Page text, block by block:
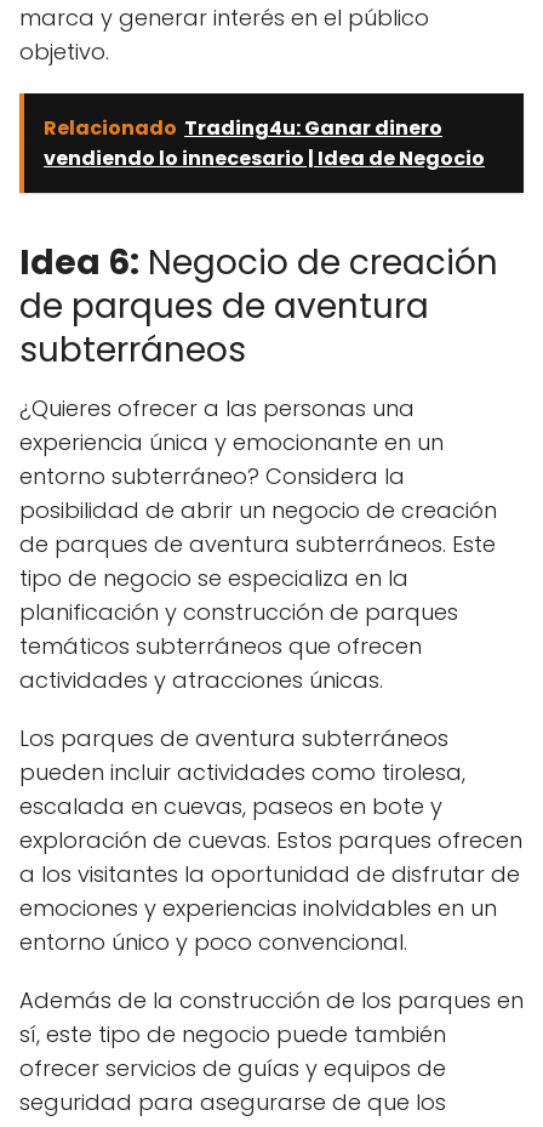
marca y generar interés en el público
objetivo.
Relacionado Trading4u: Ganar dinero
vendiendo lo innecesario | Idea de Negocio
Idea 6: Negocio de creación
de parques de aventura
subterráneos
¿Quieres ofrecer a las personas una
experiencia única y emocionante en un
entorno subterráneo? Considera la
posibilidad de abrir un negocio de creación
de parques de aventura subterráneos. Este
tipo de negocio se especializa en la
planificación y construcción de parques
temáticos subterráneos que ofrecen
actividades y atracciones únicas.
Los parques de aventura subterráneos
pueden incluir actividades como tirolesa,
escalada en cuevas, paseos en bote y
exploración de cuevas. Estos parques ofrecen
a los visitantes la oportunidad de disfrutar de
emociones y experiencias inolvidables en un
entorno único y poco convencional.
Además de la construcción de los parques en
sí, este tipo de negocio puede también
ofrecer servicios de guías y equipos de
seguridad para asegurarse de que los